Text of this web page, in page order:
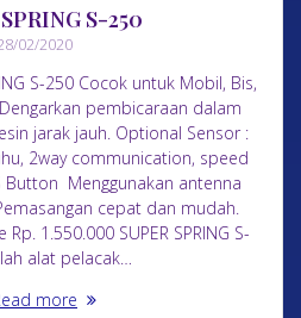
S-250
02/2020
S-250 Cocok untuk Mobil, Bis,
pembicaraan dalam
jarak jauh. Optional Sensor :
2way communication, speed
Button Menggunakan antenna
cepat dan mudah.
1.550.000 SUPER SPRING S-
alat pelacak…
more